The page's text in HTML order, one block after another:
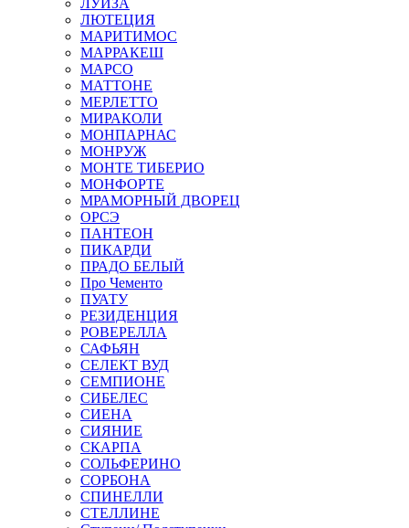
ЛУИЗА
ЛЮТЕЦИЯ
МАРИТИМОС
МАРРАКЕШ
МАРСО
МАТТОНЕ
МЕРЛЕТТО
МИРАКОЛИ
МОНПАРНАС
МОНРУЖ
МОНТЕ ТИБЕРИО
МОНФОРТЕ
МРАМОРНЫЙ ДВОРЕЦ
ОРСЭ
ПАНТЕОН
ПИКАРДИ
ПРАДО БЕЛЫЙ
Про Чементо
ПУАТУ
РЕЗИДЕНЦИЯ
РОВЕРЕЛЛА
САФЬЯН
СЕЛЕКТ ВУД
СЕМПИОНЕ
СИБЕЛЕС
СИЕНА
СИЯНИЕ
СКАРПА
СОЛЬФЕРИНО
СОРБОНА
СПИНЕЛЛИ
СТЕЛЛИНЕ